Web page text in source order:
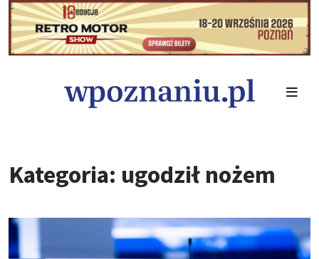
Kategoria: ugodził nożem